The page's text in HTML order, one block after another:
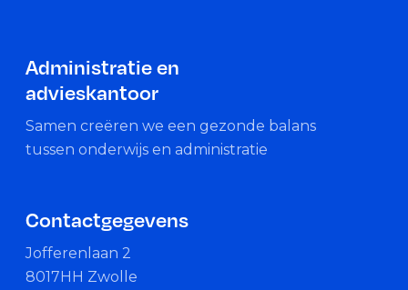
Administratie en
advieskantoor
Samen creëren we een gezonde balans
tussen onderwijs en administratie
Contactgegevens
Jofferenlaan 2
8017HH Zwolle